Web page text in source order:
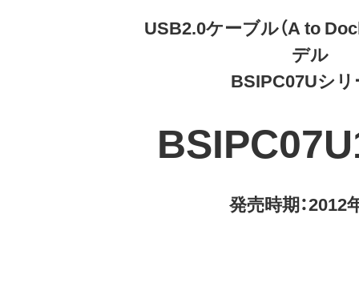
USB2.0ケーブル（A to
デル
BSIPC07Uシ
発売時期：2012